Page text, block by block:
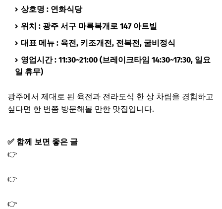
상호명 : 연화식당
위치 : 광주 서구 마륵복개로 147 아트빌
대표 메뉴 : 육전, 키조개전, 전복전, 굴비정식
영업시간 : 11:30~21:00 (브레이크타임 14:30~17:30, 일요
일 휴무)
광주에서 제대로 된 육전과 전라도식 한 상 차림을 경험하고
싶다면 한 번쯤 방문해볼 만한 맛집입니다.
✅ 함께 보면 좋은 글
👉
👉
👉